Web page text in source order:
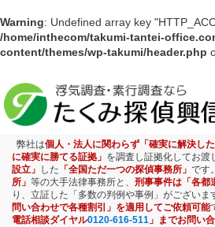
Warning: Undefined array key
/home/inthecom/takumi-tantei-
content/themes/wp-takumi/header.php
会社情報・アクセ
素行調査
盗聴盗撮調査
弊社は個人・法人に関わらず「確実に解決した
に確実に勝てる証拠」 を調査し証拠化してお渡
設立」 した 「全国ただ一つの探偵事務所」 です。
所」 等の大手法律事務所と、 刑事事件は「各都
り、立証した「多数の判例や事例」がございま
問い合わせで各種割引」を適用してご依頼可能
電話相談ダイヤル0120-616-511 」までお問い